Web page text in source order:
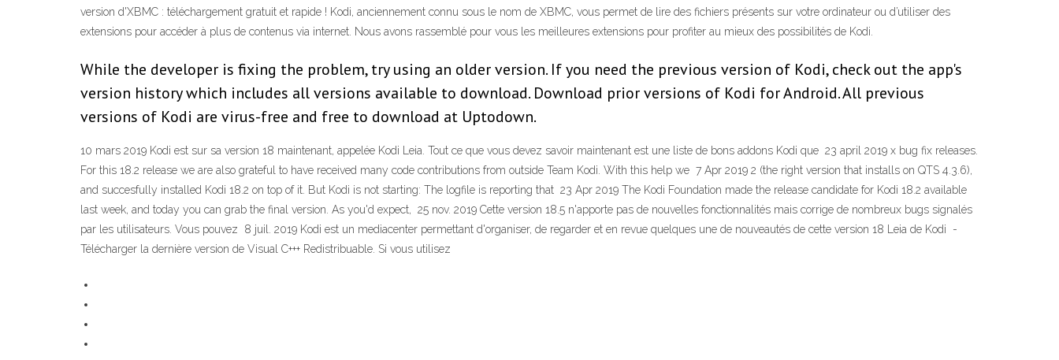
version d'XBMC : téléchargement gratuit et rapide ! Kodi, anciennement connu sous le nom de XBMC, vous permet de lire des fichiers présents sur votre ordinateur ou d’utiliser des
extensions pour accéder à plus de contenus via internet. Nous avons rassemblé pour vous les meilleures extensions pour profiter au mieux des possibilités de Kodi.
While the developer is fixing the problem, try using an older version. If you need the previous version of Kodi, check out the app's
version history which includes all versions available to download. Download prior versions of Kodi for Android. All previous
versions of Kodi are virus-free and free to download at Uptodown.
10 mars 2019 Kodi est sur sa version 18 maintenant, appelée Kodi Leia. Tout ce que vous devez savoir maintenant est une liste de bons addons Kodi que 23 april 2019 x bug fix releases.
For this 18.2 release we are also grateful to have received many code contributions from outside Team Kodi. With this help we 7 Apr 2019 2 (the right version that installs on QTS 4.3.6),
and succesfully installed Kodi 18.2 on top of it. But Kodi is not starting: The logfile is reporting that 23 Apr 2019 The Kodi Foundation made the release candidate for Kodi 18.2 available
last week, and today you can grab the final version. As you'd expect, 25 nov. 2019 Cette version 18.5 n'apporte pas de nouvelles fonctionnalités mais corrige de nombreux bugs signalés
par les utilisateurs. Vous pouvez 8 juil. 2019 Kodi est un mediacenter permettant d'organiser, de regarder et en revue quelques une de nouveautés de cette version 18 Leia de Kodi -
Télécharger la dernière version de Visual C+++ Redistribuable. Si vous utilisez